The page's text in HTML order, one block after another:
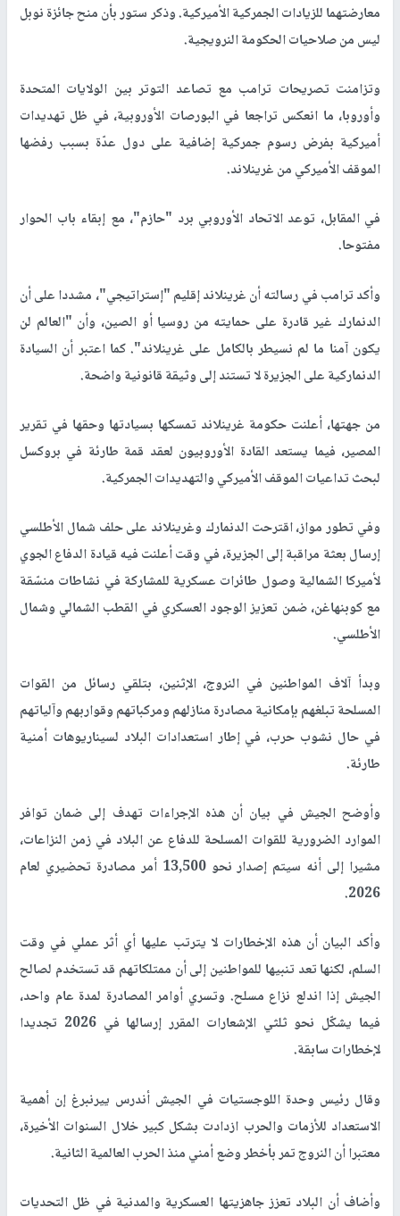
معارضتهما للزيادات الجمركية الأميركية. وذكر ستور بأن منح جائزة نوبل
ليس من صلاحيات الحكومة النرويجية.
وتزامنت تصريحات ترامب مع تصاعد التوتر بين الولايات المتحدة
وأوروبا، ما انعكس تراجعا في البورصات الأوروبية، في ظل تهديدات
أميركية بفرض رسوم جمركية إضافية على دول عدّة بسبب رفضها
الموقف الأميركي من غرينلاند.
في المقابل، توعد الاتحاد الأوروبي برد "حازم"، مع إبقاء باب الحوار
مفتوحا.
وأكد ترامب في رسالته أن غرينلاند إقليم "إستراتيجي"، مشددا على أن
الدنمارك غير قادرة على حمايته من روسيا أو الصين، وأن "العالم لن
يكون آمنا ما لم نسيطر بالكامل على غرينلاند". كما اعتبر أن السيادة
الدنماركية على الجزيرة لا تستند إلى وثيقة قانونية واضحة.
من جهتها، أعلنت حكومة غرينلاند تمسكها بسيادتها وحقها في تقرير
المصير، فيما يستعد القادة الأوروبيون لعقد قمة طارئة في بروكسل
لبحث تداعيات الموقف الأميركي والتهديدات الجمركية.
وفي تطور مواز، اقترحت الدنمارك وغرينلاند على حلف شمال الأطلسي
إرسال بعثة مراقبة إلى الجزيرة، في وقت أعلنت فيه قيادة الدفاع الجوي
لأميركا الشمالية وصول طائرات عسكرية للمشاركة في نشاطات منسّقة
مع كوبنهاغن، ضمن تعزيز الوجود العسكري في القطب الشمالي وشمال
الأطلسي.
وبدأ آلاف المواطنين في النروج، الإثنين، بتلقي رسائل من القوات
المسلحة تبلغهم بإمكانية مصادرة منازلهم ومركباتهم وقواربهم وآلياتهم
في حال نشوب حرب، في إطار استعدادات البلاد لسيناريوهات أمنية
طارئة.
وأوضح الجيش في بيان أن هذه الإجراءات تهدف إلى ضمان توافر
الموارد الضرورية للقوات المسلحة للدفاع عن البلاد في زمن النزاعات،
مشيرا إلى أنه سيتم إصدار نحو 13,500 أمر مصادرة تحضيري لعام
2026.
وأكد البيان أن هذه الإخطارات لا يترتب عليها أي أثر عملي في وقت
السلم، لكنها تعد تنبيها للمواطنين إلى أن ممتلكاتهم قد تستخدم لصالح
الجيش إذا اندلع نزاع مسلح. وتسري أوامر المصادرة لمدة عام واحد،
فيما يشكّل نحو ثلثي الإشعارات المقرر إرسالها في 2026 تجديدا
لإخطارات سابقة.
وقال رئيس وحدة اللوجستيات في الجيش أندرس ييرنبرغ إن أهمية
الاستعداد للأزمات والحرب ازدادت بشكل كبير خلال السنوات الأخيرة،
معتبرا أن النروج تمر بأخطر وضع أمني منذ الحرب العالمية الثانية.
وأضاف أن البلاد تعزز جاهزيتها العسكرية والمدنية في ظل التحديات